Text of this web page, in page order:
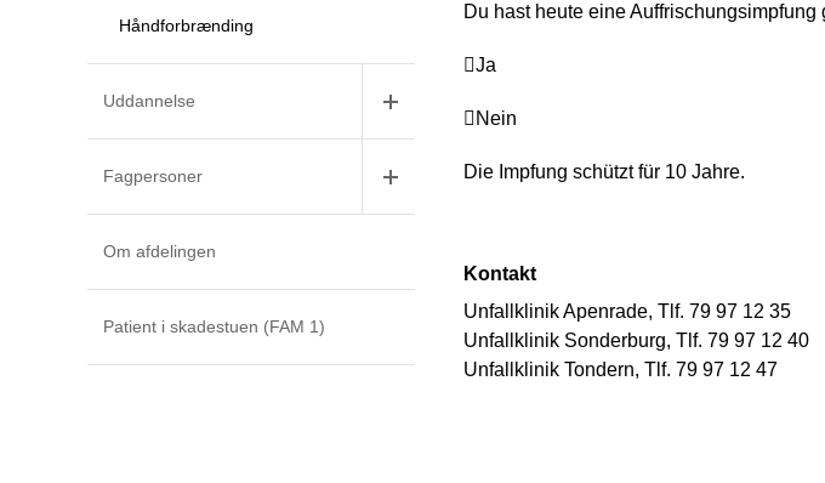
Håndforbrænding
Uddannelse
Fagpersoner
Om afdelingen
Patient i skadestuen (FAM 1)
Du hast heute eine
Ja
 Nein
Die Impfung schützt für 10 Jahre.
Kontakt
Unfallklinik Apenrade, Tlf. 79 97 12 35
Unfallklinik Sonderburg, Tlf. 79 97 12 40
Unfallklinik Tondern, Tlf. 79 97 12 47